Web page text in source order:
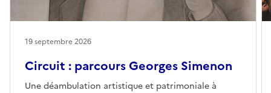
Circuit : parcours Georges Simenon
Une déambulation artistique et patrimoniale à
19 septembre 2026